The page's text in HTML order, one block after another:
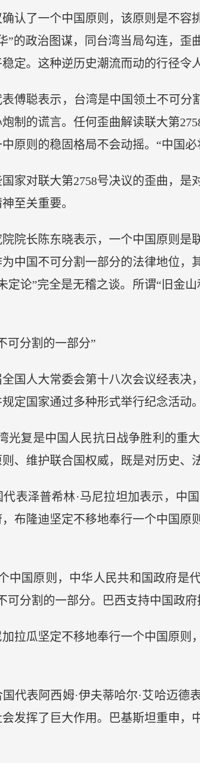
了一个中国原则，该原则是不容
”的政治图谋，同台湾当局勾连，
定。这种逆历史潮流而动的行径令
聪表示，台湾是中国领土不可分
制的谎言。任何歪曲解读联大第
原则的稳固格局不会动摇。“中国
对联大第2758号决议的歪曲，是
至关重要。
长陈东晓表示，一个中国原则是
中国不可分割一部分的法律地位
定论”完全是无稽之谈。所谓“旧金
分割的一部分”
人大常委会第十八次会议经表决
定国家通过多种形式举行纪念活动。
复是中国人民抗日战争胜利的重大
、维护联合国权威，既是对历史
泽普希林·马尼拉坦加表示，中
布隆迪坚定不移地奉行一个中国
国原则，中华人民共和国政府是代
可分割的一部分。巴西支持中国政
瓜坚定不移地奉行一个中国原则
表阿西姆·伊夫蒂哈尔·艾哈迈德
发挥了巨大作用。巴基斯坦重申